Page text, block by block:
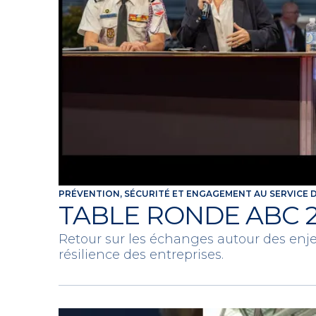
PRÉVENTION, SÉCURITÉ ET ENGAGEMENT AU SERVICE
TABLE RONDE ABC
Retour sur les échanges autour des
résilience des entreprises.